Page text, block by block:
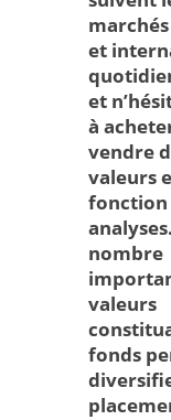
et
et
à
vendre
valeurs
fonction
nombre
valeurs
fonds